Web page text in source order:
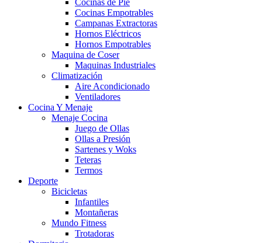
Cocinas de Pie
Cocinas Empotrables
Campanas Extractoras
Hornos Eléctricos
Hornos Empotrables
Maquina de Coser
Maquinas Industriales
Climatización
Aire Acondicionado
Ventiladores
Cocina Y Menaje
Menaje Cocina
Juego de Ollas
Ollas a Presión
Sartenes y Woks
Teteras
Termos
Deporte
Bicicletas
Infantiles
Montañeras
Mundo Fitness
Trotadoras